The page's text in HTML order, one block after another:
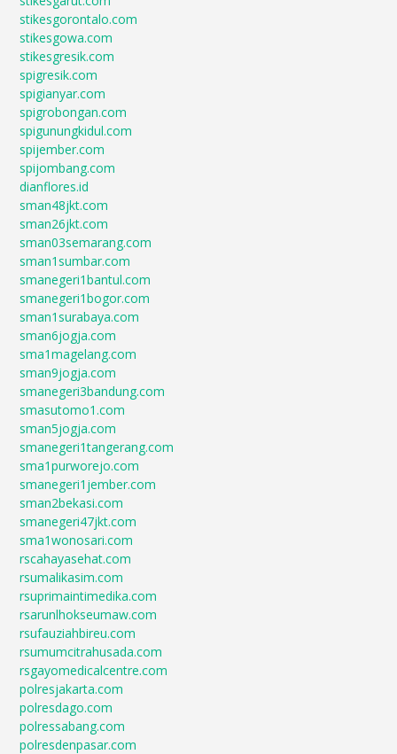
stikesgorontalo.com
stikesgowa.com
stikesgresik.com
spigresik.com
spigianyar.com
spigrobongan.com
spigunungkidul.com
spijember.com
spijombang.com
dianflores.id
sman48jkt.com
sman26jkt.com
sman03semarang.com
sman1sumbar.com
smanegeri1bantul.com
smanegeri1bogor.com
sman1surabaya.com
sman6jogja.com
sma1magelang.com
sman9jogja.com
smanegeri3bandung.com
smasutomo1.com
sman5jogja.com
smanegeri1tangerang.com
sma1purworejo.com
smanegeri1jember.com
sman2bekasi.com
smanegeri47jkt.com
sma1wonosari.com
rscahayasehat.com
rsumalikasim.com
rsuprimaintimedika.com
rsarunlhokseumaw.com
rsufauziahbireu.com
rsumumcitrahusada.com
rsgayomedicalcentre.com
polresjakarta.com
polresdago.com
polressabang.com
polresdenpasar.com